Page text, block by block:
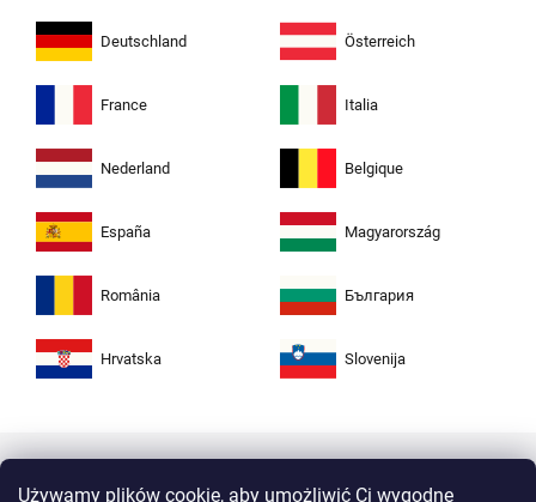
Używamy plików cookie, aby umożliwić Ci wygodne
Deutschland Österreich
France Italia
Nederland Belgique
España Magyarország
România България
Hrvatska Slovenija